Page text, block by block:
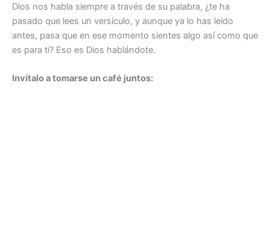
Dios nos habla siempre a través de su palabra, ¿te ha
pasado que lees un versículo, y aunque ya lo has leído
antes, pasa que en ese momento sientes algo así como que
es para ti? Eso es Dios hablándote.
Invítalo a tomarse un café juntos: